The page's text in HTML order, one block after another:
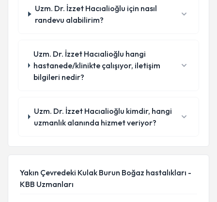
Uzm. Dr. İzzet Hacıalioğlu için nasıl
randevu alabilirim?
Uzm. Dr. İzzet Hacıalioğlu hangi
hastanede/klinikte çalışıyor, iletişim
bilgileri nedir?
Uzm. Dr. İzzet Hacıalioğlu kimdir, hangi
uzmanlık alanında hizmet veriyor?
Yakın Çevredeki Kulak Burun Boğaz hastalıkları -
KBB Uzmanları